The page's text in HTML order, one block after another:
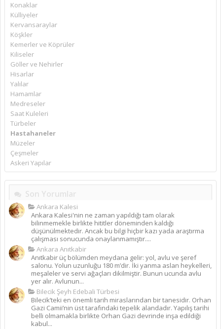
Konaklar
Külliyeler
Kervansaraylar
Köşkler
Kemerler ve Köprüler
Kiliseler
Göller ve Nehirler
Hisarlar
Yalılar
Hamamlar
Medreseler
Saat Kuleleri
Türbeler
Hastahaneler
Müzeler
Çeşmeler
Askeri Yapılar
Son Yorumlar
Ankara Kalesi
Ankara Kalesi'nin ne zaman yapıldığı tam olarak
bilinmemekle birlikte hititler döneminden kaldığı
düşünülmektedir. Ancak bu bilgi hiçbir kazı yada araştırma
çalışması sonucunda onaylanmamıştır....
Ankara Anıtkabir
Anıtkabir üç bölümden meydana gelir: yol, avlu ve şeref
salonu. Yolun uzunluğu 180 m’dir. İki yanma aslan heykelleri,
meşaleler ve servi ağaçları dikilmiştir. Bunun ucunda avlu
yer alır. Avlunun...
Bilecik Şeyh Edebali Türbesi
Bilecik’teki en önemli tarih miraslarından bir tanesidir. Orhan
Gazi Camii’nin üst tarafındaki tepelik alandadır. Yapılış tarihi
belli olmamakla birlikte Orhan Gazi devrinde inşa edildiği
kabul...